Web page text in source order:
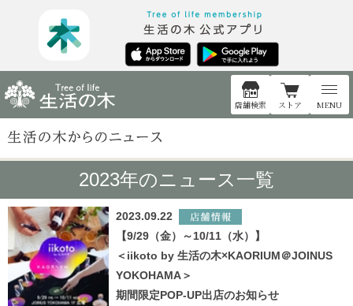
店舗検索 ストア MENU
2023年のニュース一覧
2023.09.22
【9/29（金）～10/11（水）】
＜iikoto by 生活の木×KAORIUM＠JOINUS
YOKOHAMA＞
期間限定POP-UP出店のお知らせ